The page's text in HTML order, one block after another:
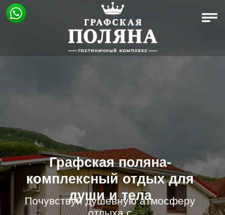
Почувствуй душевную атмосферу
отдыха с
Кавказским гостеприимством
комплексный отдых для
души и тела
Смотреть номера
8(800)101-28-57